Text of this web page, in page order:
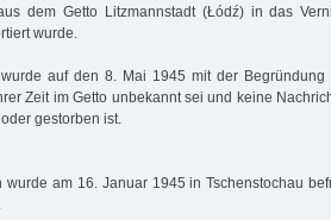
dem Getto Litzmannstadt (Łódź) in das
wurde.
auf den 8. Mai 1945 mit der
Zeit im Getto unbekannt sei und keine
gestorben ist.
wurde am 16. Januar 1945 in Tschenstochau